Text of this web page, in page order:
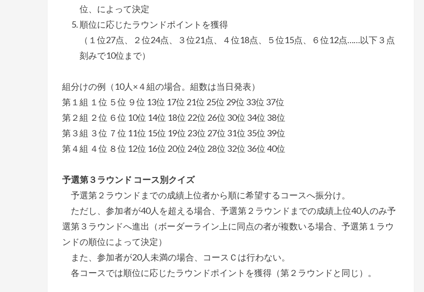
位、によって決定
順位に応じたラウンドポイントを獲得
（１位27点、２位24点、３位21点、４位18点、５位15点、６位12点……以下３点
刻みで10位まで）
組分けの例（10人×４組の場合。組数は当日発表）
第１組 １位 ５位 ９位 13位 17位 21位 25位 29位 33位 37位
第２組 ２位 ６位 10位 14位 18位 22位 26位 30位 34位 38位
第３組 ３位 ７位 11位 15位 19位 23位 27位 31位 35位 39位
第４組 ４位 ８位 12位 16位 20位 24位 28位 32位 36位 40位
予選第３ラウンド コース別クイズ
予選第２ラウンドまでの成績上位者から順に希望するコースへ振分け。
ただし、参加者が40人を超える場合、予選第２ラウンドまでの成績上位40人のみ予
選第３ラウンドへ進出（ボーダーライン上に同点の者が複数いる場合、予選第１ラウ
ンドの順位によって決定）
また、参加者が20人未満の場合、コースＣは行わない。
各コースでは順位に応じたラウンドポイントを獲得（第２ラウンドと同じ）。